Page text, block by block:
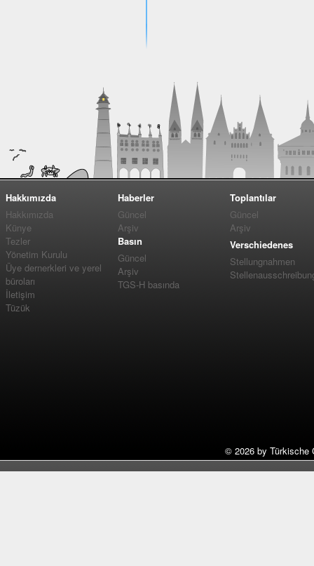
Hakkımızda
Hakkımızda
Künye
Tezler
Yönetim Kurulu
Üye dernerkleri ve yerel
büroları
İletişim
Tüzük
Haberler
Güncel
Arşiv
Basın
Güncel
Arşiv
TGS-H basında
Toplantılar
Güncel
Arşiv
Verschiedenes
Stellungnahmen
© 2026 by Türkische